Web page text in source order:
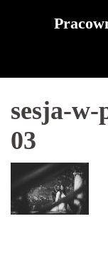
sesja-
03